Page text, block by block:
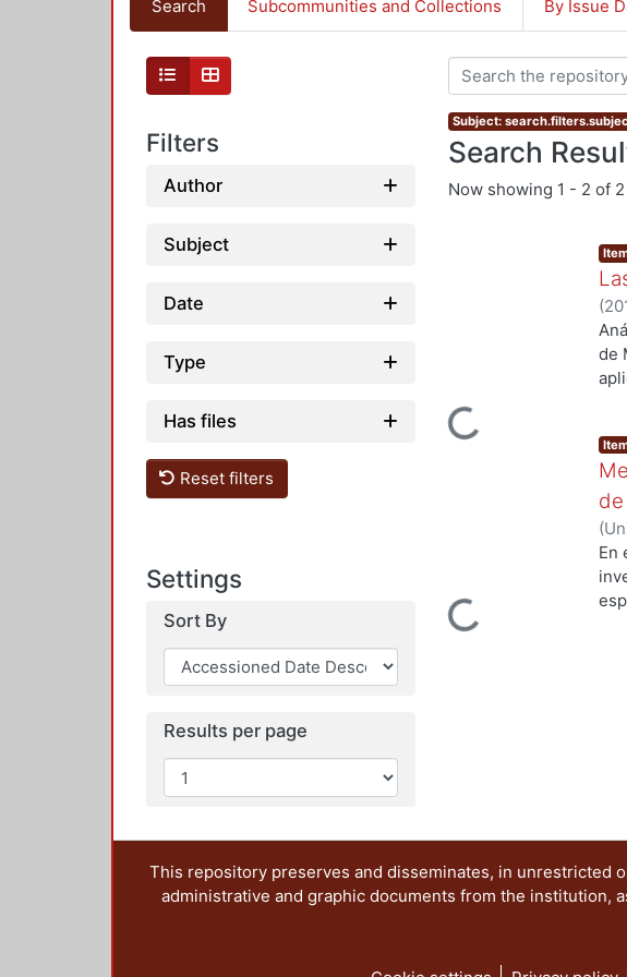
Search Subcommunities and Collections By Issue
Filters
Author
Subject
Date
Type
Has files
Reset filters
Settings
Sort By
Results per page
Subject:
Search
Now showing 1 - 2 of 2
Loading...
(
de
se
Loading...
(
En
This repository preserves and disseminates, in unrestricted
administrative and graphic documents from the institution,